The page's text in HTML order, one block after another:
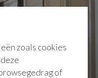
zoals cookies
of